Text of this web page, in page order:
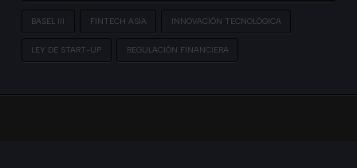
BASEL III FINTECH ASIA INNOVACIÓN TECNOLÓGICA
LEY DE START-UP REGULACIÓN FINANCIERA